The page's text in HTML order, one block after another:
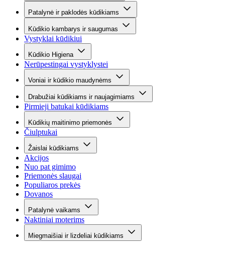
Patalynė ir paklodės kūdikiams
Kūdikio kambarys ir saugumas
Vystyklai kūdikiui
Kūdikio Higiena
Nerūpestingai vystyklystei
Voniai ir kūdikio maudynėms
Drabužiai kūdikiams ir naujagimiams
Pirmieji batukai kūdikiams
Kūdikių maitinimo priemonės
Čiulptukai
Žaislai kūdikiams
Akcijos
Nuo pat gimimo
Priemonės slaugai
Populiaros prekės
Dovanos
Patalynė vaikams
Naktiniai moterims
Miegmaišiai ir lizdeliai kūdikiams